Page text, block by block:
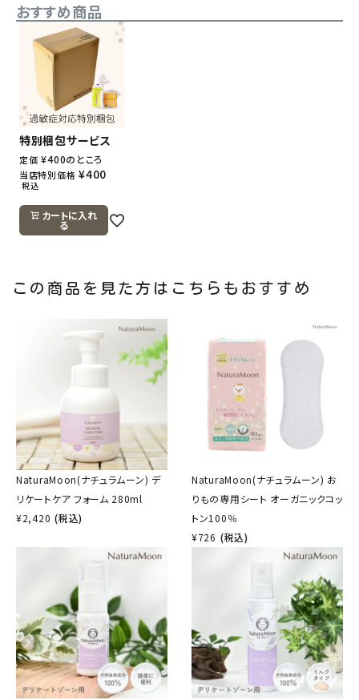
おすすめ商品
特別梱包サービス
定価 ¥400のところ
当店特別価格 ¥400
税込
カートに入れ
る
この商品を見た方はこちらもおすすめ
NaturaMoon(ナチュラムーン) デ
リケートケア フォーム 280ml
¥2,420 (税込)
NaturaMoon(ナチュラムーン) お
りもの専用シート オーガニックコッ
トン100％
¥726 (税込)